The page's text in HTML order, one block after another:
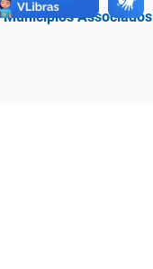
Associados